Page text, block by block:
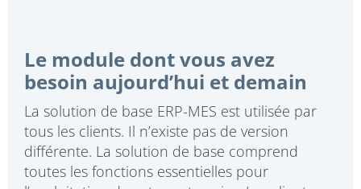
Le module dont vous avez
besoin aujourd’hui et demain
La solution de base ERP-MES est utilisée par
tous les clients. Il n’existe pas de version
différente. La solution de base comprend
toutes les fonctions essentielles pour